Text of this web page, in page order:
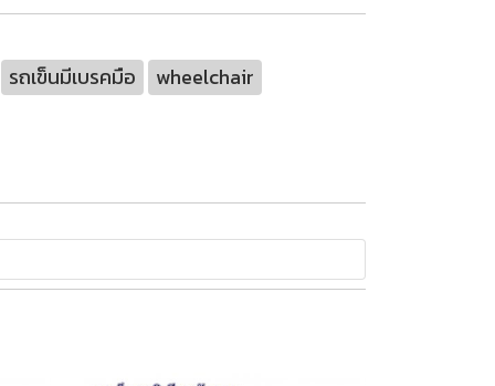
รถเข็นมีเบรคมือ
wheelchair